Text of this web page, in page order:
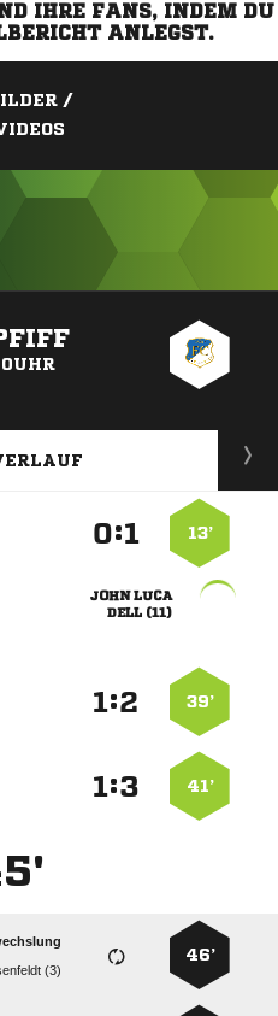
IHRE FANS, INDEM DU
ANLEGST.
/
13’
:
 
 
39’
:
41’
:
46’
